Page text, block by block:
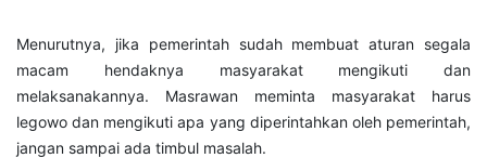
Menurutnya, jika pemerintah sudah membuat aturan segala
macam hendaknya masyarakat mengikuti dan
melaksanakannya. Masrawan meminta masyarakat harus
legowo dan mengikuti apa yang diperintahkan oleh pemerintah,
jangan sampai ada timbul masalah.